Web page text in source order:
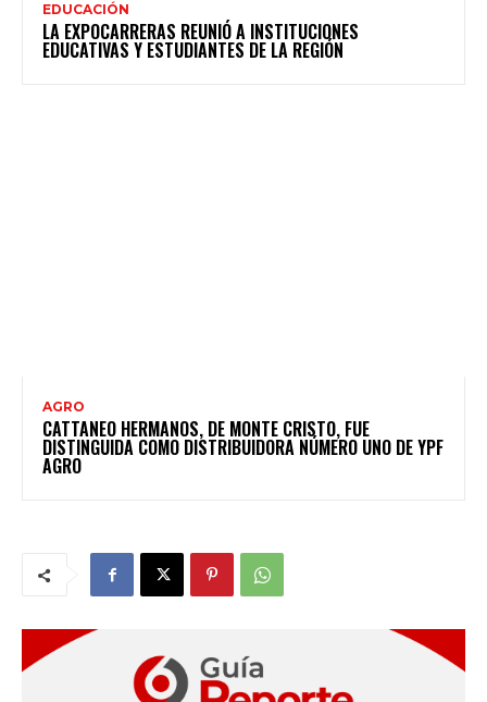
EDUCACIÓN
LA EXPOCARRERAS REUNIÓ A INSTITUCIONES
EDUCATIVAS Y ESTUDIANTES DE LA REGIÓN
AGRO
CATTANEO HERMANOS, DE MONTE CRISTO, FUE
DISTINGUIDA COMO DISTRIBUIDORA NÚMERO UNO DE YPF
AGRO